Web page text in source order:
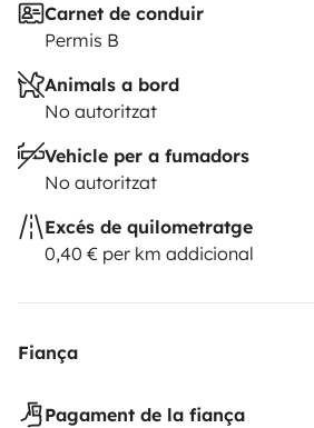
Carnet de conduir
Permis B
Animals a bord
No autoritzat
Vehicle per a fumadors
No autoritzat
Excés de quilometratge
0,40 € per km addicional
Fiança
Pagament de la fiança